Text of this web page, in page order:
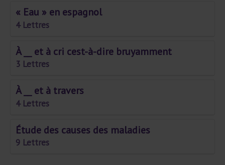
« Eau » en espagnol
4 Lettres
À __ et à cri cest-à-dire bruyamment
3 Lettres
À __ et à travers
4 Lettres
Étude des causes des maladies
9 Lettres